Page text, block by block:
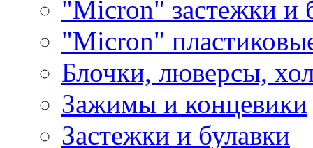
"Micron" застежки и
"Micron"
Блочки, люверсы,
Зажимы и концевики
Застежки и булавки